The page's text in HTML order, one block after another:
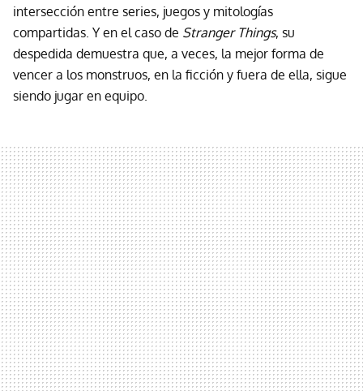
intersección entre series, juegos y mitologías
compartidas. Y en el caso de Stranger Things, su
despedida demuestra que, a veces, la mejor forma de
vencer a los monstruos, en la ficción y fuera de ella, sigue
siendo jugar en equipo.